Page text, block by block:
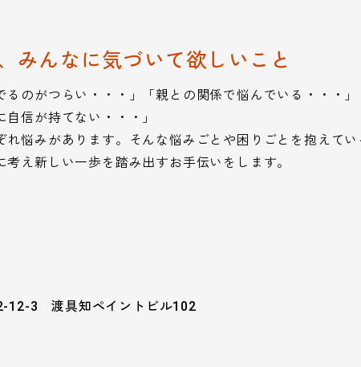
みんなに気づいて欲しいこと
るのがつらい・・・」「親との関係で悩んでいる・・・
信が持てない・・・」
悩みがあります。そんな悩みごとや困りごとを抱えて
え新しい一歩を踏み出すお手伝いをします。
12-3 渡具知ペイントビル102